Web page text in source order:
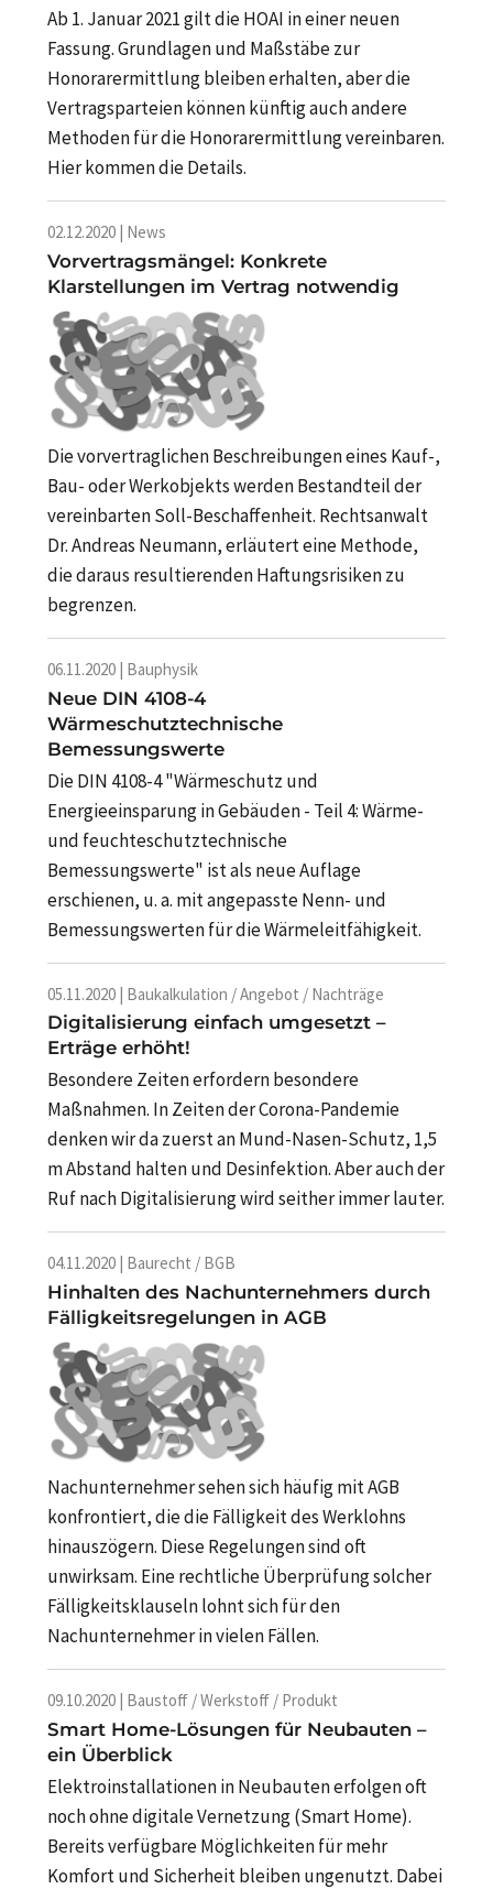
Ab 1. Januar 2021 gilt die HOAI in einer neuen
Fassung. Grundlagen und Maßstäbe zur
Honorarermittlung bleiben erhalten, aber die
Vertragsparteien können künftig auch andere
Methoden für die Honorarermittlung vereinbaren.
Hier kommen die Details.
02.12.2020 | News
Vorvertragsmängel: Konkrete
Klarstellungen im Vertrag notwendig
Die vorvertraglichen Beschreibungen eines Kauf-,
Bau- oder Werkobjekts werden Bestandteil der
vereinbarten Soll-Beschaffenheit. Rechtsanwalt
Dr. Andreas Neumann, erläutert eine Methode,
die daraus resultierenden Haftungsrisiken zu
begrenzen.
06.11.2020 | Bauphysik
Neue DIN 4108-4
Wärmeschutztechnische
Bemessungswerte
Die DIN 4108-4 "Wärmeschutz und
Energieeinsparung in Gebäuden - Teil 4: Wärme-
und feuchteschutztechnische
Bemessungswerte" ist als neue Auflage
erschienen, u. a. mit angepasste Nenn- und
Bemessungswerten für die Wärmeleitfähigkeit.
05.11.2020 | Baukalkulation / Angebot / Nachträge
Digitalisierung einfach umgesetzt –
Erträge erhöht!
Besondere Zeiten erfordern besondere
Maßnahmen. In Zeiten der Corona-Pandemie
denken wir da zuerst an Mund-Nasen-Schutz, 1,5
m Abstand halten und Desinfektion. Aber auch der
Ruf nach Digitalisierung wird seither immer lauter.
04.11.2020 | Baurecht / BGB
Hinhalten des Nachunternehmers durch
Fälligkeitsregelungen in AGB
Nachunternehmer sehen sich häufig mit AGB
konfrontiert, die die Fälligkeit des Werklohns
hinauszögern. Diese Regelungen sind oft
unwirksam. Eine rechtliche Überprüfung solcher
Fälligkeitsklauseln lohnt sich für den
Nachunternehmer in vielen Fällen.
09.10.2020 | Baustoff / Werkstoff / Produkt
Smart Home-Lösungen für Neubauten –
ein Überblick
Elektroinstallationen in Neubauten erfolgen oft
noch ohne digitale Vernetzung (Smart Home).
Bereits verfügbare Möglichkeiten für mehr
Komfort und Sicherheit bleiben ungenutzt. Dabei